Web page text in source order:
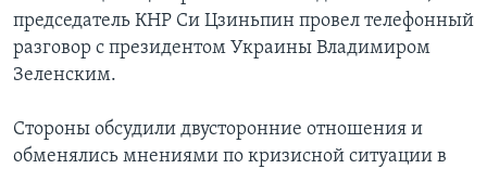
председатель КНР Си Цзиньпин провел телефонный
разговор с президентом Украины Владимиром
Зеленским.
Стороны обсудили двусторонние отношения и
обменялись мнениями по кризисной ситуации в